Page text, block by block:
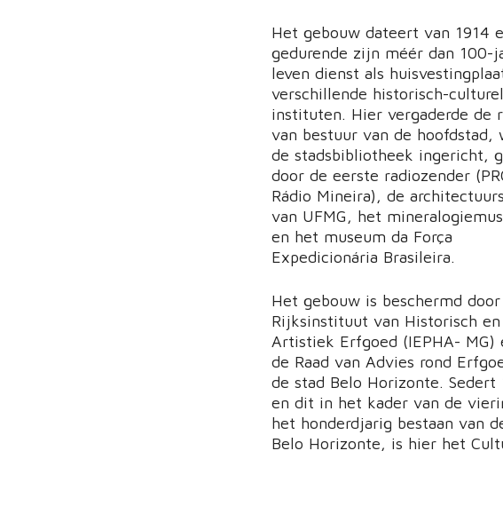
Het gebouw dateert van 1914
gedurende zijn méér dan 100-
leven dienst als
verschillende historisch-
instituten. Hier vergaderde de
van bestuur van de hoofdstad,
de stadsbibliotheek ingericht,
door de eerste radiozender
Rádio Mineira), de
van UFMG, het
en het museum da Força
Expedicionária Brasileira.
Het gebouw is beschermd
Rijksinstituut van Historisch en
Artistiek Erfgoed (IEPHA- MG)
de Raad van Advies rond
de stad Belo Horizonte. Sedert
en dit in het kader van de
het honderdjarig bestaan van
Belo Horizonte, is hier het